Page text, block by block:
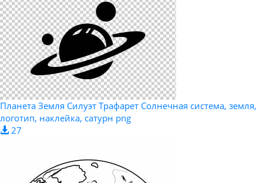
Планета Земля Силуэт Трафарет Солнечная система, земля,
логотип, наклейка, сатурн png
27